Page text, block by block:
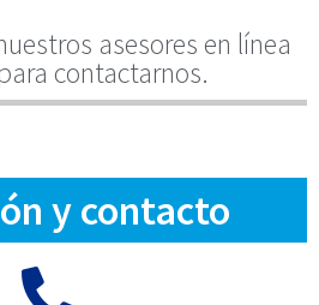
asesores en línea
contactarnos.
y contacto